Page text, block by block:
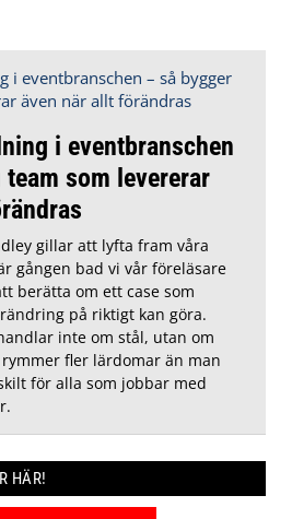
i eventbranschen
som levererar
gillar att lyfta fram våra
gången bad vi vår föreläsare
berätta om ett case som
på riktigt kan göra.
inte om stål, utan om
fler lärdomar än man
för alla som jobbar med
HÄR!